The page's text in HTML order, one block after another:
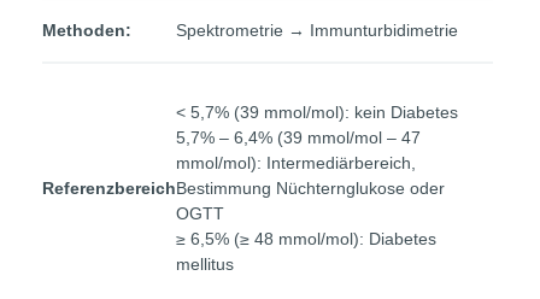
Methoden: Spektrometrie → Immunturbidimetrie
Referenzbereich
< 5,7% (39 mmol/mol): kein Diabetes
5,7% – 6,4% (39 mmol/mol – 47
mmol/mol): Intermediärbereich,
Bestimmung Nüchternglukose oder
OGTT
≥ 6,5% (≥ 48 mmol/mol): Diabetes
mellitus